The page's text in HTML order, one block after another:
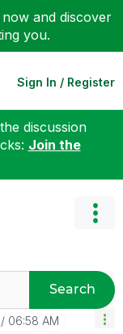
now and discover
you.
Sign In / Register
discussion
Join the
Search
06:58 AM